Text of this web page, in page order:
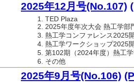
2025年12月号(No.107)
TED Plaza
2025年度年次大会 熱工学部
熱工学コンファレンス2025
熱工学ワークショップ2025
第102期（2024年度）熱工
その他
2025年9月号(No.106)